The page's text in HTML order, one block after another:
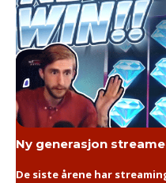
Ny generasjon
De siste årene har